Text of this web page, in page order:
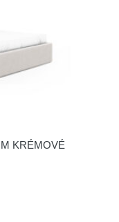
KRÉMOVÉ